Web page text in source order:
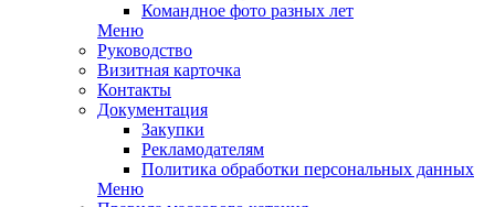
Командное фото разных лет
Меню
Руководство
Визитная карточка
Контакты
Документация
Закупки
Рекламодателям
Политика обработки персональных данных
Меню